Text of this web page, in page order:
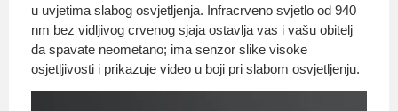
u uvjetima slabog osvjetljenja. Infracrveno svjetlo od 940
nm bez vidljivog crvenog sjaja ostavlja vas i vašu obitelj
da spavate neometano; ima senzor slike visoke
osjetljivosti i prikazuje video u boji pri slabom osvjetljenju.
Uvjeti i odredbe